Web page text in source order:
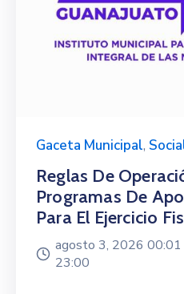
Gaceta Municipal,
Reglas De
Programas De
Para El Ejercicio
agosto 3, 2026 00:01
23:00